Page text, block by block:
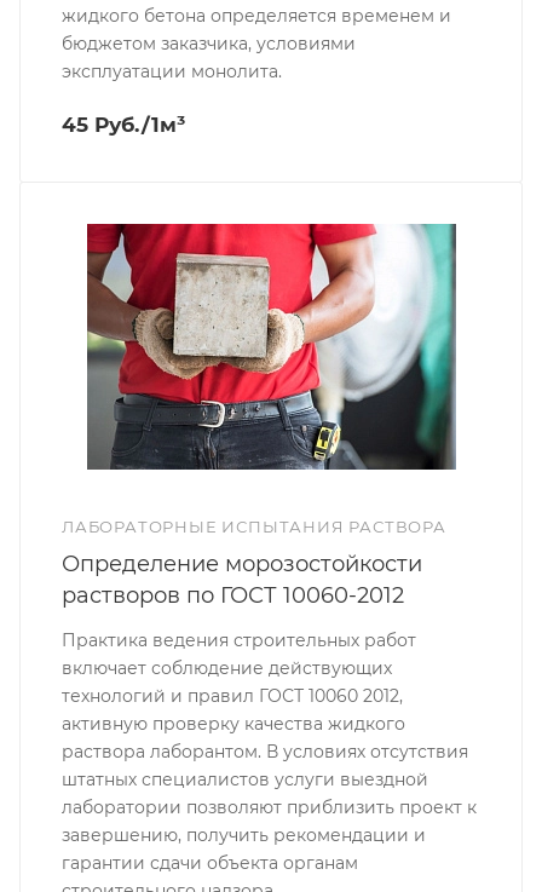
жидкого бетона определяется временем и
бюджетом заказчика, условиями
эксплуатации монолита.
45 Руб./1м³
ЛАБОРАТОРНЫЕ ИСПЫТАНИЯ РАСТВОРА
Определение морозостойкости
растворов по ГОСТ 10060-2012
Практика ведения строительных работ
включает соблюдение действующих
технологий и правил ГОСТ 10060 2012,
активную проверку качества жидкого
раствора лаборантом. В условиях отсутствия
штатных специалистов услуги выездной
лаборатории позволяют приблизить проект к
завершению, получить рекомендации и
гарантии сдачи объекта органам